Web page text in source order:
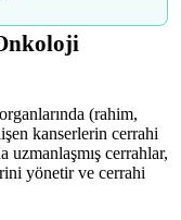
(rahim,
kanserlerin cerrahi
uzmanlaşmış cerrahlar,
yönetir ve cerrahi